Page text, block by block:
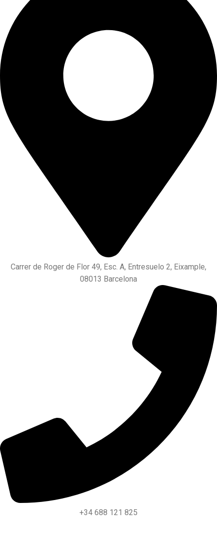
Carrer de Roger de Flor 49, Esc. A, Entresuelo 2, Eixample,
08013 Barcelona
+34 688 121 825